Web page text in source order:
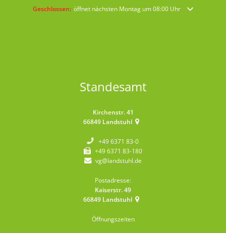
Klicken, um weitere Öffnungs- oder Schließzeiten auszublenden
Geschlossen: öffnet nächsten Montag um 08:00 Uhr
Standesamt
Kirchenstr. 41
66849 Landstuhl
+49 6371 83-0
+49 6371 83-180
vg@landstuhl.de
Postadresse:
Kaiserstr. 49
66849 Landstuhl
Öffnungszeiten